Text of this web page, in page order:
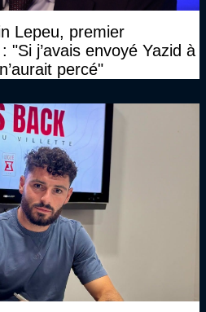
Lepeu, premier
"Si j’avais envoyé Yazid à
percé"